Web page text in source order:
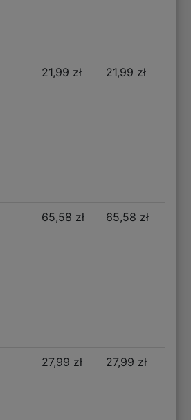
21,99 zł 21,99 zł
65,58 zł 65,58 zł
27,99 zł 27,99 zł